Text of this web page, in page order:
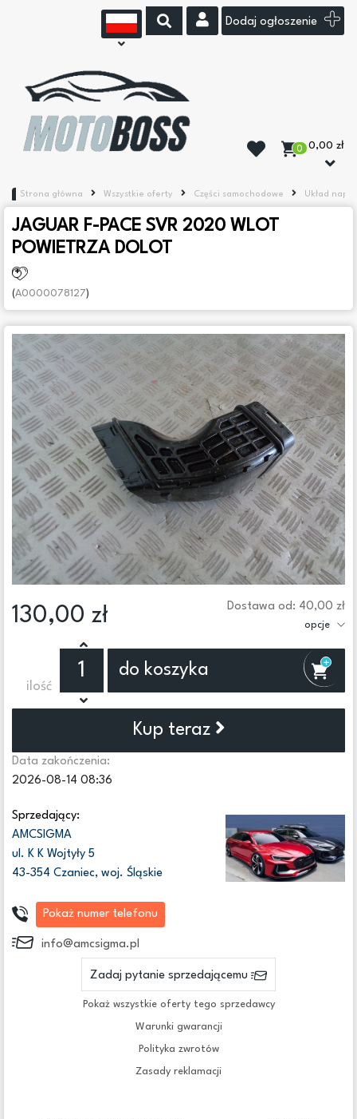
Dodaj ogłoszenie
0 0,00 zł
Strona główna Wszystkie oferty Części samochodowe Układ
JAGUAR F-PACE SVR 2020 WLOT
POWIETRZA DOLOT
(A0000078127)
130,00 zł Dostawa od: 40,00 zł
opcje
ilość
do koszyka
Kup teraz
Data zakończenia:
2026-08-14 08:36
Sprzedający:
AMCSIGMA
ul. K K Wojtyły 5
43-354 Czaniec, woj. Śląskie
Pokaż numer telefonu
info@amcsigma.pl
Zadaj pytanie sprzedającemu
Pokaż wszystkie oferty tego sprzedawcy
Warunki gwarancji
Polityka zwrotów
Zasady reklamacji